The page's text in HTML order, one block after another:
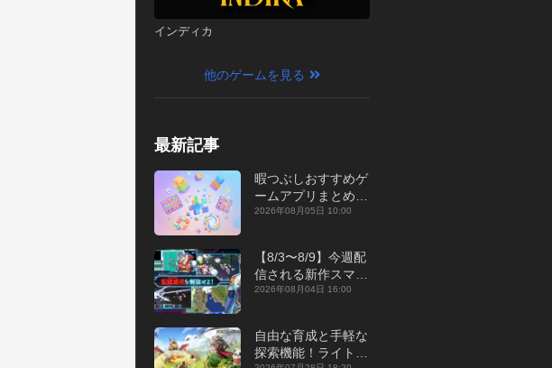
インディカ
他のゲームを見る
最新記事
暇つぶしおすすめゲ
ームアプリまとめ｜
オフライン対応あり
2026年08月05日 10:00
【8/3〜8/9】今週配
信される新作スマホ
ゲームをまとめてお
2026年08月04日 16:00
自由な育成と手軽な
探索機能！ライトカ